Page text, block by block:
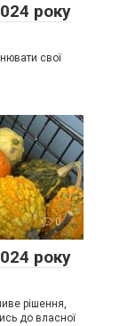
року
свої
0
року
рішення,
до власної